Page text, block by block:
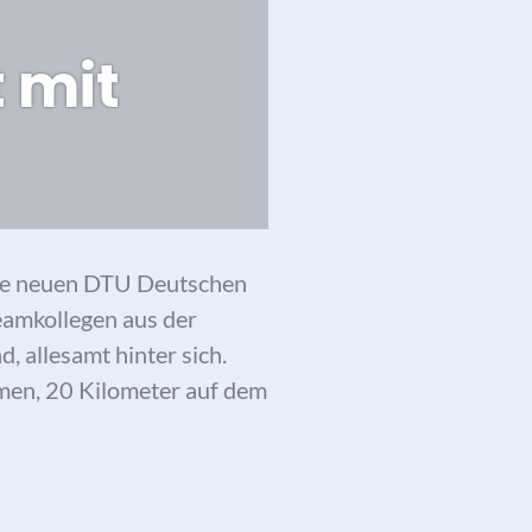
mit
neuen DTU Deutschen
aus der
allesamt hinter sich.
20 Kilometer auf dem